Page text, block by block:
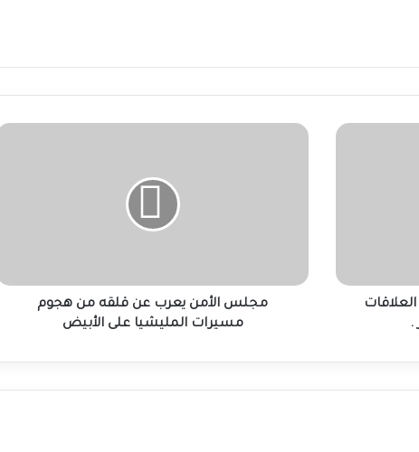
.
مجلس
المليشيا
مجلس الأمن يعرب عن قلقه من هجوم
مسيرات المليشيا على الأبيض